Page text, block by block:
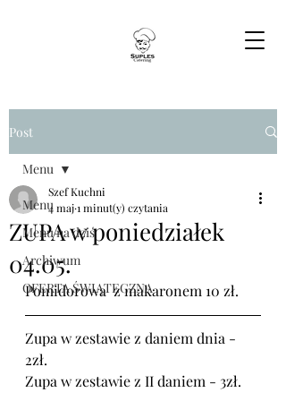
Post
Menu
Menu na dziś
Archiwum
OFERTA ŚWIĄTECZNA
Menu
ZUPA w poniedziałek
04.05.
Szef Kuchni
4 maj1 minut(y) czytania
Pomidorowa  z makaronem 10 zł.
Zupa w zestawie z daniem dnia -
2zł.
Zupa w zestawie z II daniem - 3zł.